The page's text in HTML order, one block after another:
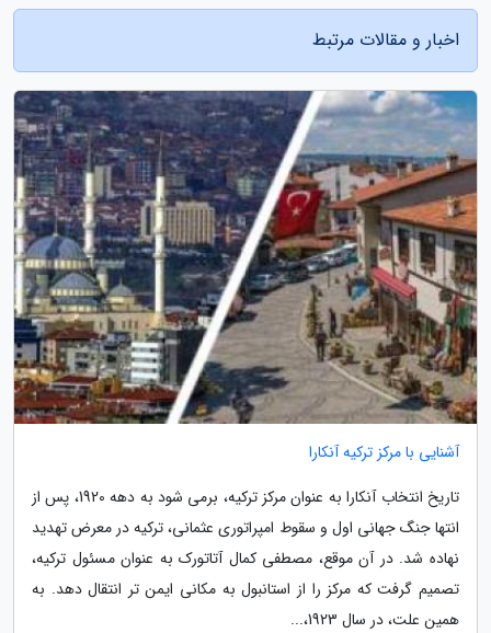
اخبار و مقالات مرتبط
آشنایی با مرکز ترکیه آنکارا
تاریخ انتخاب آنکارا به عنوان مرکز ترکیه، برمی شود به دهه 1920، پس از
انتها جنگ جهانی اول و سقوط امپراتوری عثمانی، ترکیه در معرض تهدید
نهاده شد. در آن موقع، مصطفی کمال آتاتورک به عنوان مسئول ترکیه،
تصمیم گرفت که مرکز را از استانبول به مکانی ایمن تر انتقال دهد. به
همین علت، در سال 1923،...